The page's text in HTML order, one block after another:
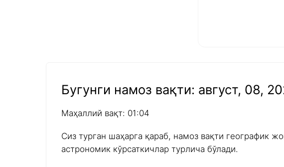
Бугунги намоз вақти: август, 08,
Маҳаллий вақт: 01:04
Сиз турган шаҳарга қараб, намоз вақти географик
астрономик кўрсаткичлар турлича бўлади.